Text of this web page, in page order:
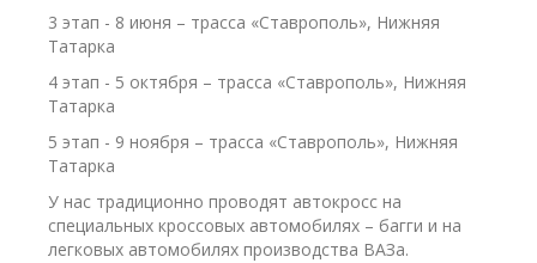
3 этап - 8 июня – трасса «Ставрополь», Нижняя
Татарка
4 этап - 5 октября – трасса «Ставрополь», Нижняя
Татарка
5 этап - 9 ноября – трасса «Ставрополь», Нижняя
Татарка
У нас традиционно проводят автокросс на
специальных кроссовых автомобилях – багги и на
легковых автомобилях производства ВАЗа.